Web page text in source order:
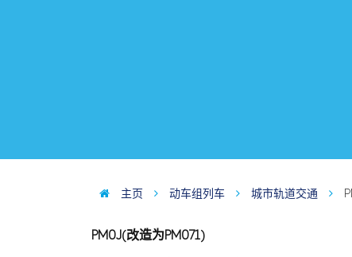
主页 动车组列车 城市轨道交通
PM0J(改造为PM071)